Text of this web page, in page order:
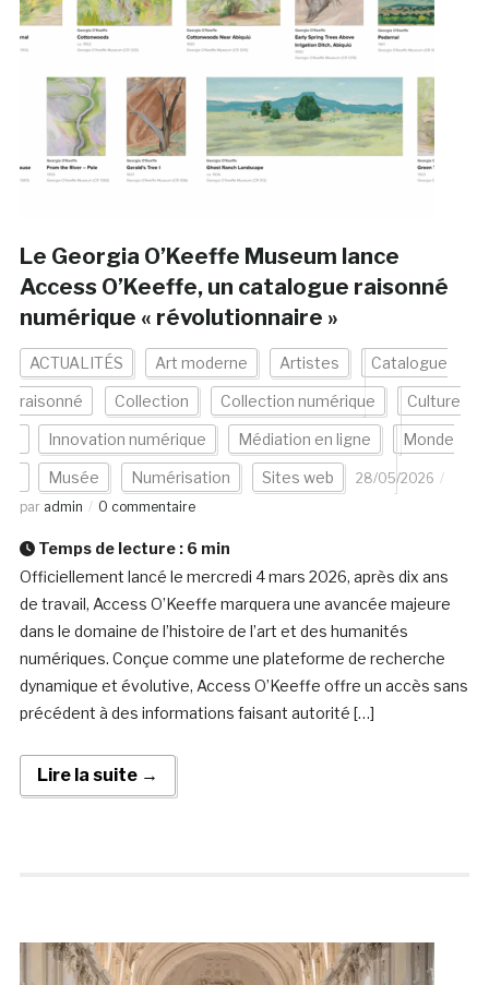
Le Georgia O’Keeffe Museum lance
Access O’Keeffe, un catalogue raisonné
numérique « révolutionnaire »
ACTUALITÉS Art moderne Artistes Catalogue
raisonné Collection Collection numérique Culture
Innovation numérique Médiation en ligne Monde
Musée Numérisation Sites web
28/05/2026
par admin 0 commentaire
Temps de lecture : 6 min
Officiellement lancé le mercredi 4 mars 2026, après dix ans
de travail, Access O’Keeffe marquera une avancée majeure
dans le domaine de l’histoire de l’art et des humanités
numériques. Conçue comme une plateforme de recherche
dynamique et évolutive, Access O’Keeffe offre un accès sans
précédent à des informations faisant autorité […]
Lire la suite →